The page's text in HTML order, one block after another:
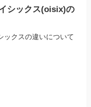
シックス(oisix)の
ックスの違いについて